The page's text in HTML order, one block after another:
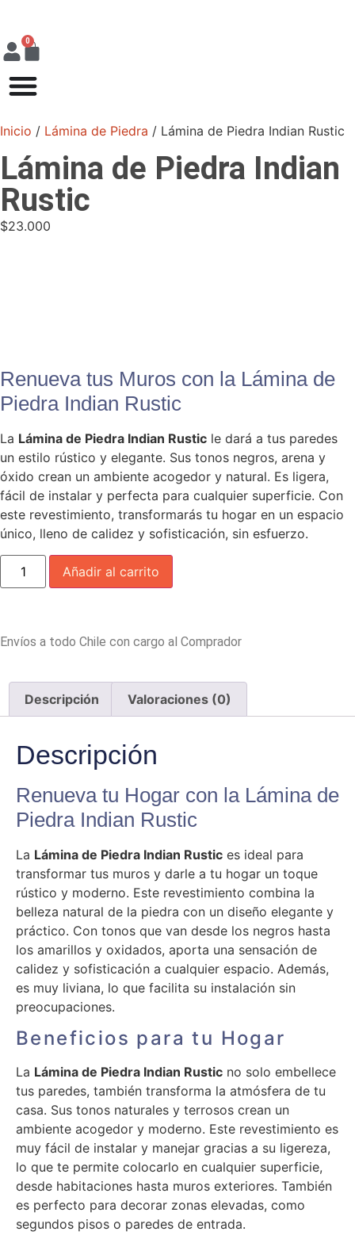
0
Inicio / Lámina de Piedra / Lámina de Piedra Indian Rustic
Lámina de Piedra Indian
Rustic
$23.000
Renueva tus Muros con la Lámina de
Piedra Indian Rustic
La Lámina de Piedra Indian Rustic le dará a tus paredes
un estilo rústico y elegante. Sus tonos negros, arena y
óxido crean un ambiente acogedor y natural. Es ligera,
fácil de instalar y perfecta para cualquier superficie. Con
este revestimiento, transformarás tu hogar en un espacio
único, lleno de calidez y sofisticación, sin esfuerzo.
Añadir al carrito
Envíos a todo Chile con cargo al Comprador
Descripción Valoraciones (0)
Descripción
Renueva tu Hogar con la Lámina de
Piedra Indian Rustic
La Lámina de Piedra Indian Rustic es ideal para
transformar tus muros y darle a tu hogar un toque
rústico y moderno. Este revestimiento combina la
belleza natural de la piedra con un diseño elegante y
práctico. Con tonos que van desde los negros hasta
los amarillos y oxidados, aporta una sensación de
calidez y sofisticación a cualquier espacio. Además,
es muy liviana, lo que facilita su instalación sin
preocupaciones.
Beneficios para tu Hogar
La Lámina de Piedra Indian Rustic no solo embellece
tus paredes, también transforma la atmósfera de tu
casa. Sus tonos naturales y terrosos crean un
ambiente acogedor y moderno. Este revestimiento es
muy fácil de instalar y manejar gracias a su ligereza,
lo que te permite colocarlo en cualquier superficie,
desde habitaciones hasta muros exteriores. También
es perfecto para decorar zonas elevadas, como
segundos pisos o paredes de entrada.